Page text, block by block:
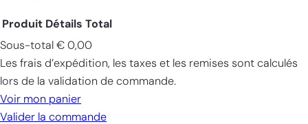
Produits
dans
le
panier
Produit Détails Total
Sous-total € 0,00
Les frais d’expédition, les taxes et les remises sont calculés
lors de la validation de commande.
Voir mon panier
Valider la commande